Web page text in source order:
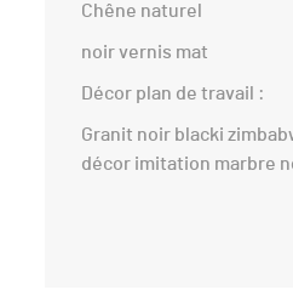
Chêne naturel
noir vernis mat
Décor plan de travail :
Granit noir blacki
décor imitation marbre